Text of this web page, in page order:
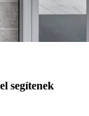
segítenek